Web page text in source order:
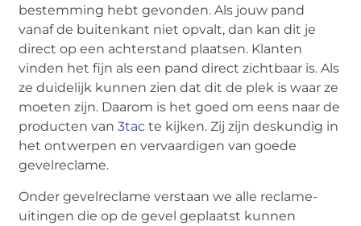
bestemming hebt gevonden. Als jouw pand
vanaf de buitenkant niet opvalt, dan kan dit je
direct op een achterstand plaatsen. Klanten
vinden het fijn als een pand direct zichtbaar is. Als
ze duidelijk kunnen zien dat dit de plek is waar ze
moeten zijn. Daarom is het goed om eens naar de
producten van3tac te kijken. Zij zijn deskundig in
het ontwerpen en vervaardigen van goede
gevelreclame.
Onder gevelreclame verstaan we alle reclame-
uitingen die op de gevel geplaatst kunnen